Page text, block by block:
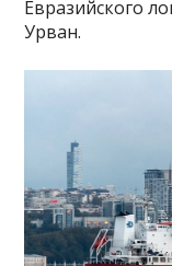
Евразийского
Урван.